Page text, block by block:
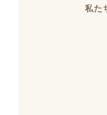
私た